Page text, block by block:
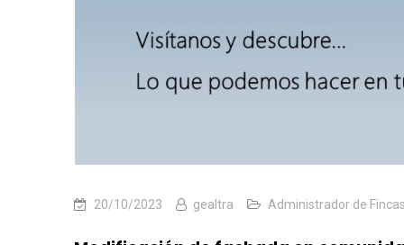
20/10/2023 gealtra Administrador de